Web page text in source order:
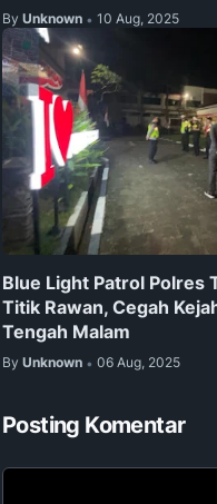
By Unknown • 10 Aug, 2025
Blue Light Patrol Polres
Titik Rawan, Cegah
Tengah Malam
By Unknown • 06 Aug, 2025
Posting Komentar